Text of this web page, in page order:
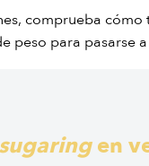
comprueba cómo
peso para
sugaringen